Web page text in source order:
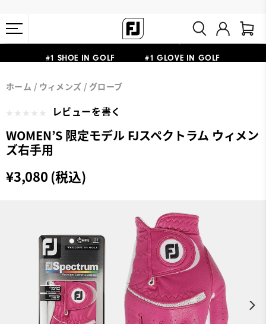
熊本地震による配送停止・遅延に関するお知らせ
#1 SHOE IN GOLF #1 GLOVE IN GOLF
11,000円
ホーム ウィメンズ グローブ
レビューを書く
WOMEN’S 限定モデル FJスペクトラム ウィメン
ズ右手用
¥3,080 (税込)